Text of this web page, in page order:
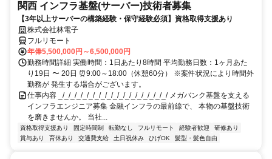
関西 インフラ基盤(サーバー)技術者募集
【3年以上サーバーの構築経験・保守経験必須】資格取得支援あり
株式会社林電子
フルリモート
年俸5,500,000円～6,500,000円
勤務時間詳細 実働時間：1日あたり8時間 平均勤務日数：1ヶ月あた
り19日 〜 20日 ⏰9:00～18:00（休憩60分） ※案件状況により時間外
勤務が 発生する場合がございます。
仕事内容 _/_/_/_/_/_/_/_/_/_/_/_/_/_/_/_/_/_/ メガバンク基盤を支える
インフラエンジニア募集 金融インフラの最前線で、 本物の基盤技術
を磨きませんか。 当社...
資格取得支援あり 固定時間制 転勤なし フルリモート 経験者歓迎
研修あり
賞与あり
育休あり 交通費支給 土日祝休み ひげOK 髪型・髪色自由